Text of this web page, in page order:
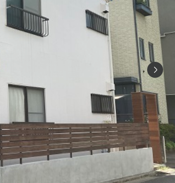
らくらく内
シャーメゾ
自立型サー
お問い合わ
シャーメ
らくらくパ